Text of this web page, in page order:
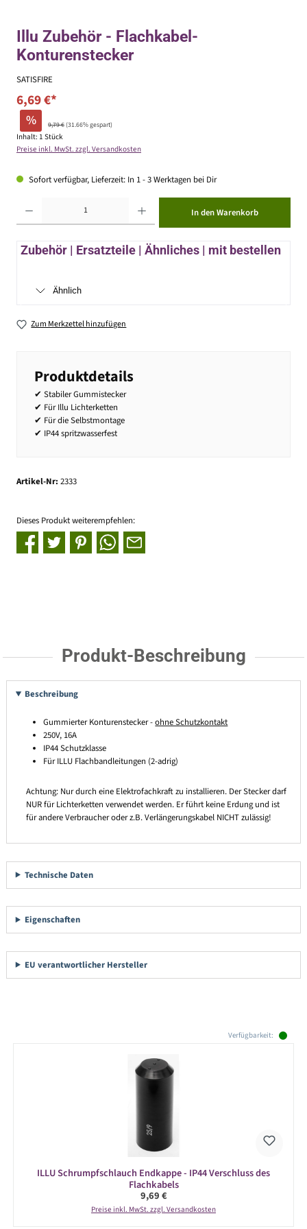
Illu Zubehör - Flachkabel-
Konturenstecker
SATISFIRE
6,69 €*
% 9,79 €(31.66% gespart)
Inhalt: 1 Stück
Preise inkl. MwSt. zzgl. Versandkosten
Sofort verfügbar, Lieferzeit: In 1 - 3 Werktagen bei Dir
In den Warenkorb
Zubehör | Ersatzteile | Ähnliches | mit bestellen
Ähnlich
Zum Merkzettel hinzufügen
Produktdetails
✔ Stabiler Gummistecker
✔ Für Illu Lichterketten
✔ Für die Selbstmontage
✔ IP44 spritzwasserfest
Artikel-Nr: 2333
Dieses Produkt weiterempfehlen:
Produkt-Beschreibung
Beschreibung
Gummierter Konturenstecker -ohne Schutzkontakt
250V, 16A
IP44 Schutzklasse
Für ILLU Flachbandleitungen (2-adrig)
Achtung: Nur durch eine Elektrofachkraft zu installieren. Der Stecker darf
NUR für Lichterketten verwendet werden. Er führt keine Erdung und ist
für andere Verbraucher oder z.B. Verlängerungskabel NICHT zulässig!
Technische Daten
Eigenschaften
EU verantwortlicher Hersteller
Verfügbarkeit:
ILLU Schrumpfschlauch Endkappe - IP44 Verschluss des
Flachkabels
Regulärer Preis:
9,69 €
Preise inkl. MwSt. zzgl. Versandkosten